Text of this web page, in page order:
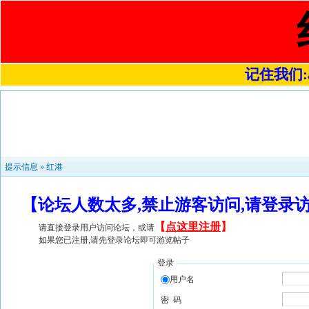
记住我们
提示信息 » 红港
【论坛人数太多,禁止游客访问,请登
请直接登录用户访问论坛，或请 【 点这里注册】
如果您已注册,请先登录论坛即可游览帖子
登录
用户名
密 码